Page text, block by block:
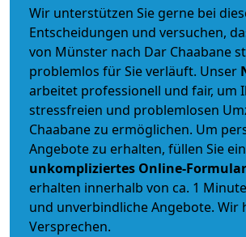
Wir unterstützen Sie gerne bei
Entscheidungen und versuchen,
von Münster nach Dar Chaabane
problemlos für Sie verläuft. Unser
arbeitet professionell und fair, um
stressfreien und problemlosen
Chaabane zu ermöglichen. Um
Angebote zu erhalten, füllen Sie
unkompliziertes Online-
erhalten innerhalb von ca. 1
und unverbindliche Angebote. Wir
Versprechen.